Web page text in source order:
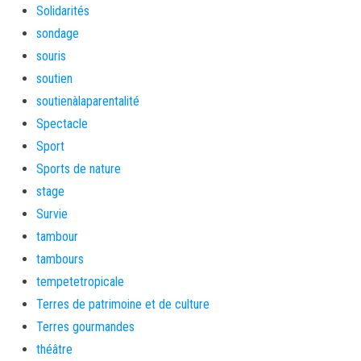
Solidarités
sondage
souris
soutien
soutienàlaparentalité
Spectacle
Sport
Sports de nature
stage
Survie
tambour
tambours
tempetetropicale
Terres de patrimoine et de culture
Terres gourmandes
théâtre